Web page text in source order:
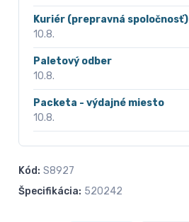
Kuriér (prepravná spoločnosť)
10.8.
Paletový odber
10.8.
Packeta - výdajné miesto
10.8.
Kód: S8927
Špecifikácia: 520242